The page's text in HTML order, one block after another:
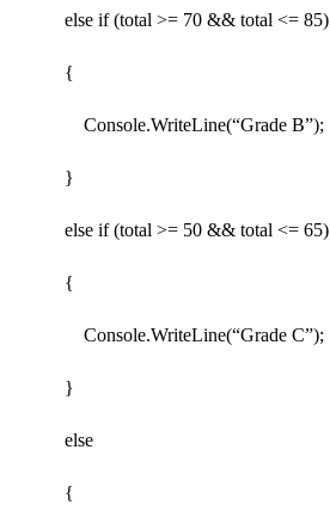
else if (total >= 70 && total <= 85)
{
Console.WriteLine(“Grade B”);
}
else if (total >= 50 && total <= 65)
{
Console.WriteLine(“Grade C”);
}
else
{